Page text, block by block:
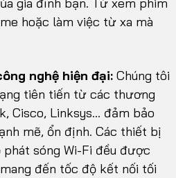
hoặc làm việc từ xa mà
nghệ hiện đại: Chúng tôi
tiên tiến từ các thương
Cisco, Linksys… đảm bảo
mẽ, ổn định. Các thiết bị
sóng Wi-Fi đều được
đến tốc độ kết nối tối